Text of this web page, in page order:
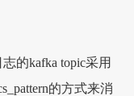
的kafka topic采用
的方式来消